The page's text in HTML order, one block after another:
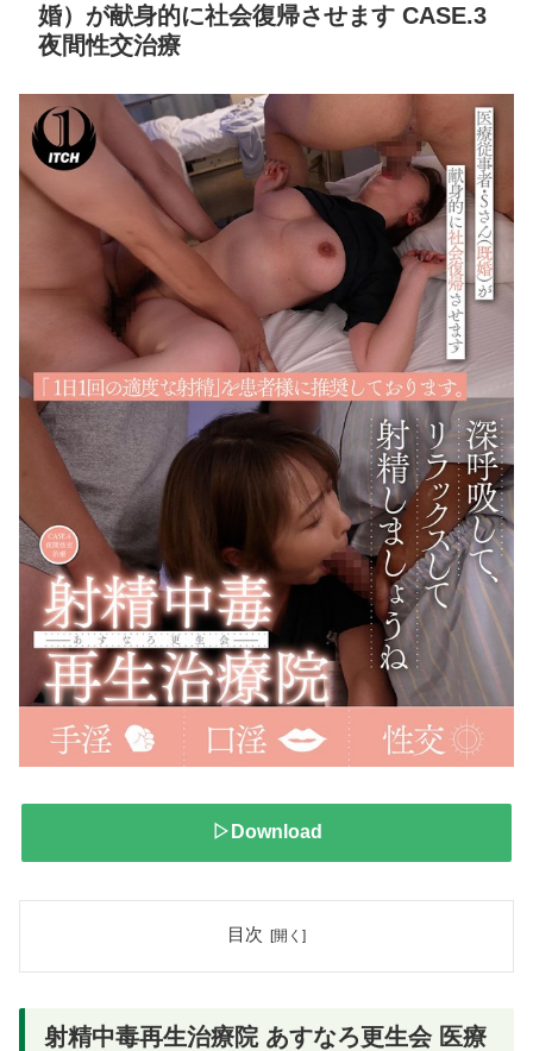
婚）が献身的に社会復帰させます CASE.3
夜間性交治療
▷Download
目次
射精中毒再生治療院 あすなろ更生会 医療